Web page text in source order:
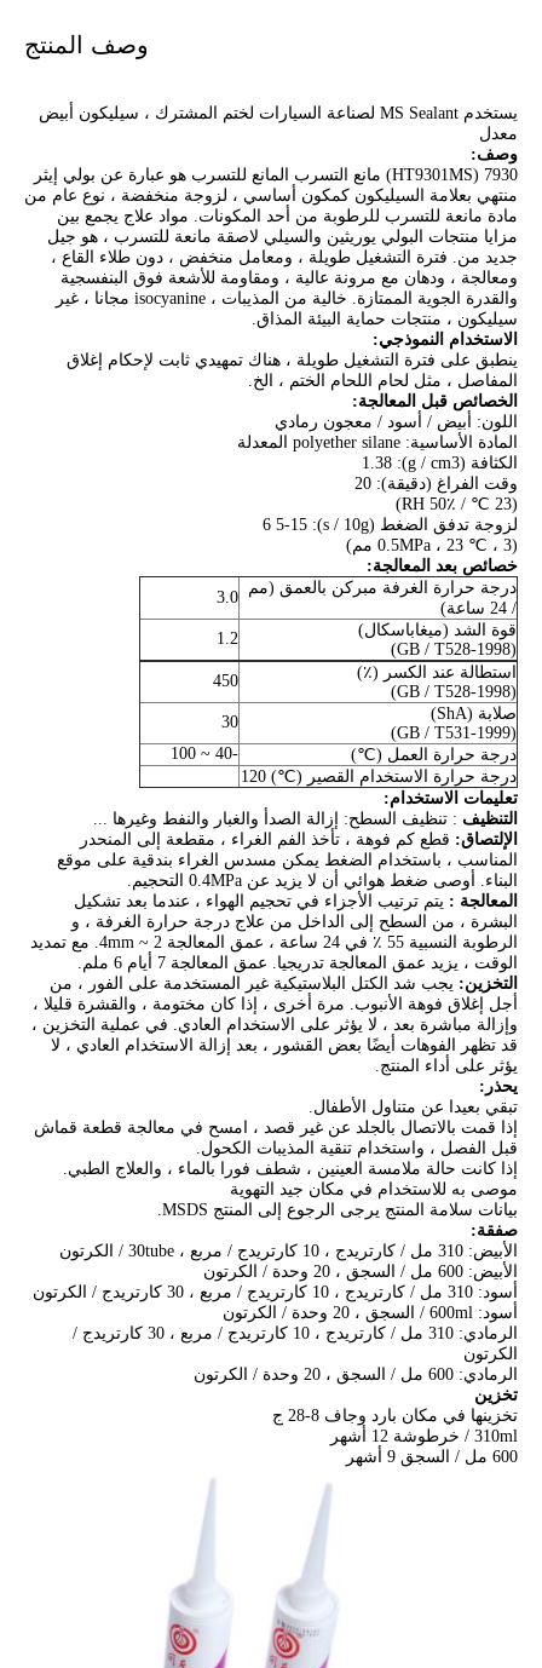
وصف المنتج
يستخدم MS Sealant لصناعة السيارات لختم المشترك ، سيليكون أبيض
معدل
وصف:
7930 (HT9301MS) مانع التسرب المانع للتسرب هو عبارة عن بولي إيثر
منتهي بعلامة السيليكون كمكون أساسي ، لزوجة منخفضة ، نوع عام من
مادة مانعة للتسرب للرطوبة من أحد المكونات. مواد علاج يجمع بين
مزايا منتجات البولي يوريثين والسيلي لاصقة مانعة للتسرب ، هو جيل
جديد من. فترة التشغيل طويلة ، ومعامل منخفض ، دون طلاء القاع ،
ومعالجة ، ودهان مع مرونة عالية ، ومقاومة للأشعة فوق البنفسجية
والقدرة الجوية الممتازة. خالية من المذيبات ، isocyanine مجانا ، غير
سيليكون ، منتجات حماية البيئة المذاق.
الاستخدام النموذجي:
ينطبق على فترة التشغيل طويلة ، هناك تمهيدي ثابت لإحكام إغلاق
المفاصل ، مثل لحام اللحام الختم ، الخ.
الخصائص قبل المعالجة:
اللون: أبيض / أسود / معجون رمادي
المادة الأساسية: polyether silane المعدلة
الكثافة (g / cm3): 1.38
وقت الفراغ (دقيقة): 20
(23 ℃ / 50٪ RH)
لزوجة تدفق الضغط (s / 10g): 6 5-15
(0.5MPa ، 23 ℃ ، 3 مم)
خصائص بعد المعالجة:
درجة حرارة الغرفة مبركن بالعمق (مم
/ 24 ساعة)
3.0
قوة الشد (ميغاباسكال)
(GB / T528-1998)
1.2
استطالة عند الكسر (٪)
(GB / T528-1998)
450
صلابة (ShA)
(GB / T531-1999)
30
درجة حرارة العمل (℃)
-40 ~ 100
درجة حرارة الاستخدام القصير (℃) 120
تعليمات الاستخدام:
التنظيف : تنظيف السطح: إزالة الصدأ والغبار والنفط وغيرها ...
الإلتصاق: قطع كم فوهة ، تأخذ الفم الغراء ، مقطعة إلى المنحدر
المناسب ، باستخدام الضغط يمكن مسدس الغراء بندقية على موقع
البناء. أوصى ضغط هوائي أن لا يزيد عن 0.4MPa التحجيم.
المعالجة : يتم ترتيب الأجزاء في تحجيم الهواء ، عندما بعد تشكيل
البشرة ، من السطح إلى الداخل من علاج درجة حرارة الغرفة ، و
الرطوبة النسبية 55 ٪ في 24 ساعة ، عمق المعالجة 2 ~ 4mm. مع تمديد
الوقت ، يزيد عمق المعالجة تدريجيا. عمق المعالجة 7 أيام 6 ملم.
التخزين: يجب شد الكتل البلاستيكية غير المستخدمة على الفور ، من
أجل إغلاق فوهة الأنبوب. مرة أخرى ، إذا كان مختومة ، والقشرة قليلا ،
وإزالة مباشرة بعد ، لا يؤثر على الاستخدام العادي. في عملية التخزين ،
قد تظهر الفوهات أيضًا بعض القشور ، بعد إزالة الاستخدام العادي ، لا
يؤثر على أداء المنتج.
يحذر:
تبقي بعيدا عن متناول الأطفال.
إذا قمت بالاتصال بالجلد عن غير قصد ، امسح في معالجة قطعة قماش
قبل الفصل ، واستخدام تنقية المذيبات الكحول.
إذا كانت حالة ملامسة العينين ، شطف فورا بالماء ، والعلاج الطبي.
موصى به للاستخدام في مكان جيد التهوية
بيانات سلامة المنتج يرجى الرجوع إلى المنتج MSDS.
صفقة:
الأبيض: 310 مل / كارتريدج ، 10 كارتريدج / مربع ، 30tube / الكرتون
الأبيض: 600 مل / السجق ، 20 وحدة / الكرتون
أسود: 310 مل / كارتريدج ، 10 كارتريدج / مربع ، 30 كارتريدج / الكرتون
أسود: 600ml / السجق ، 20 وحدة / الكرتون
الرمادي: 310 مل / كارتريدج ، 10 كارتريدج / مربع ، 30 كارتريدج /
الكرتون
الرمادي: 600 مل / السجق ، 20 وحدة / الكرتون
تخزين
تخزينها في مكان بارد وجاف 8-28 ج
310ml / خرطوشة 12 أشهر
600 مل / السجق 9 أشهر